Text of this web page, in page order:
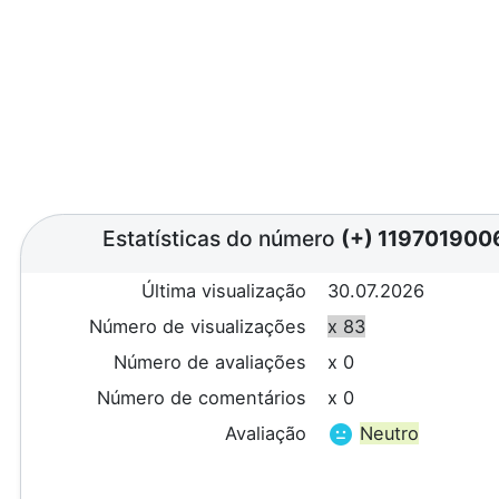
Estatísticas do número (+)
Última visualização
30.07.2026
Número de visualizações
x 83
Número de avaliações
x 0
Número de comentários
x 0
Avaliação
Neutro